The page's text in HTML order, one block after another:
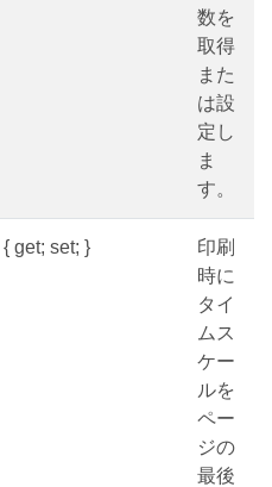
数を
取得
また
は設
定し
ま
す。
{ get; set; }
印刷
時に
タイ
ムス
ケー
ルを
ペー
ジの
最後